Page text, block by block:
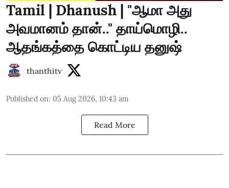
Tamil | Dhanush | "ஆமா அது
அவமானம் தான்.." தாய்மொழி..
ஆதங்கத்தை கொட்டிய தனுஷ்
thanthitv
Published on: 05 Aug 2026, 10:43 am
Read More